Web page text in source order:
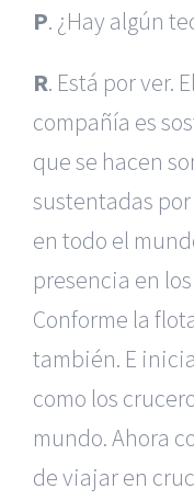
P. ¿Hay algún
R. Está por ver.
compañía es
que se hacen
sustentadas
en todo el
presencia en
Conforme la
también. E
como los
mundo. Ahora
de viajar en